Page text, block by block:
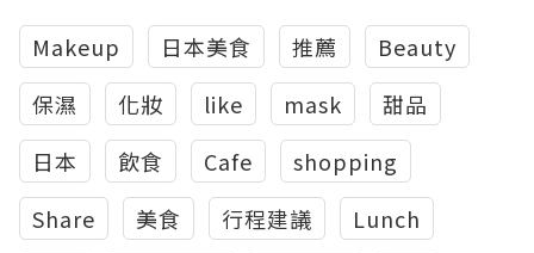
Makeup 日本美食 推薦
Beauty
保濕
化妝 like mask
甜品
日本
飲食 Cafe
shopping
Share
美食 行程建議
Lunch